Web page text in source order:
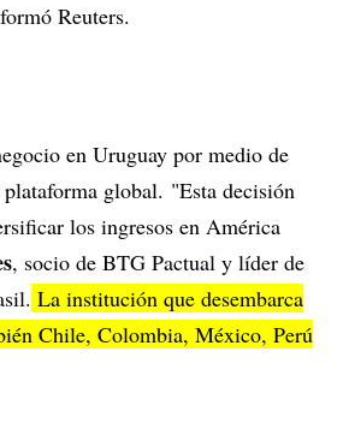
Reuters.
en Uruguay por medio de
global. "Esta decisión
los ingresos en América
, socio de BTG Pactual y líder de
La institución que desembarca
Chile, Colombia, México, Perú